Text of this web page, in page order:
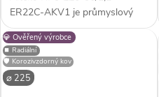
ER22C-AKV1 je průmyslový
radiální ventilátor s přímým
pohonem AC, určený pro
profesionální využití. Vyniká
především unikátností
konstrukce - díky...
💎 Ověřený výrobce
⏹️ Radiální
🛡️ Korozivzdorný kov
⌀ 225